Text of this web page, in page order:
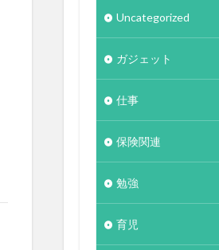
Uncategorized
ガジェット
仕事
保険関連
勉強
育児